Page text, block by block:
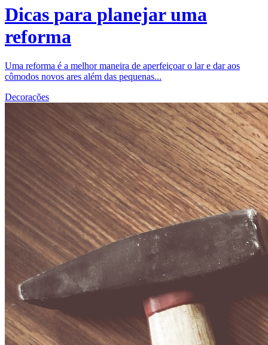
Dicas para planejar uma
reforma
Uma reforma é a melhor maneira de aperfeiçoar o lar e dar aos
cômodos novos ares além das pequenas...
Decorações